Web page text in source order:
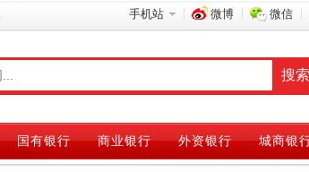
手机站 微博 微信
国有银行 商业银行 外资银行 城商银